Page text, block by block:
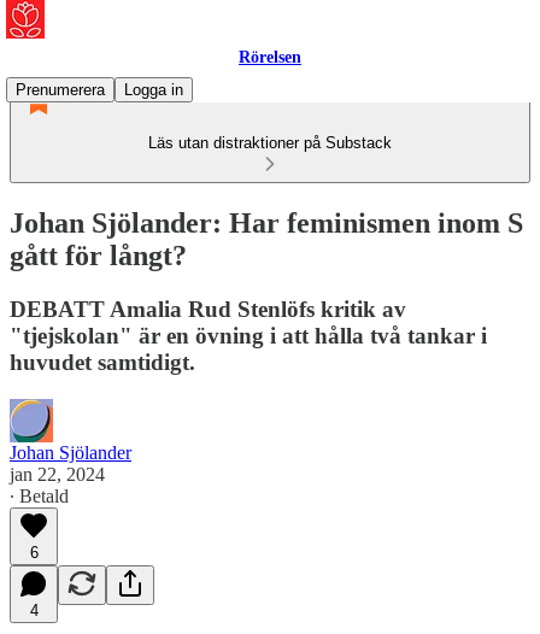
Rörelsen
Prenumerera
Logga in
Läs utan distraktioner på Substack
Johan Sjölander: Har feminismen inom S
gått för långt?
DEBATT Amalia Rud Stenlöfs kritik av
"tjejskolan" är en övning i att hålla två tankar i
huvudet samtidigt.
Johan Sjölander
jan 22, 2024
∙ Betald
6
4